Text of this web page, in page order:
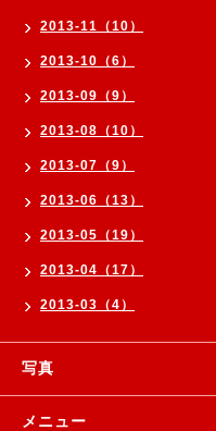
2013-11（10）
2013-10（6）
2013-09（9）
2013-08（10）
2013-07（9）
2013-06（13）
2013-05（19）
2013-04（17）
2013-03（4）
写真
メニュー